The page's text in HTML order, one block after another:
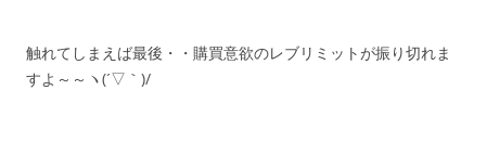
触れてしまえば最後・・購買意欲のレブリミットが振り切れま
すよ～～ヽ(´▽｀)/